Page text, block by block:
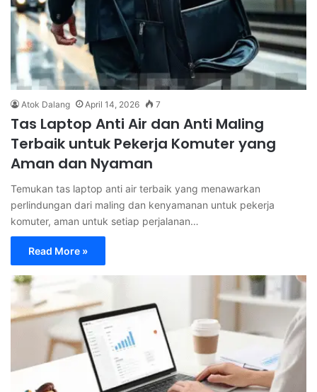
Atok Dalang April 14, 2026 7
Tas Laptop Anti Air dan Anti Maling
Terbaik untuk Pekerja Komuter yang
Aman dan Nyaman
Temukan tas laptop anti air terbaik yang menawarkan
perlindungan dari maling dan kenyamanan untuk pekerja
komuter, aman untuk setiap perjalanan…
Read More »